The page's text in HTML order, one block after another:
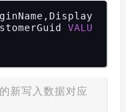
VALU
新写入数据对应